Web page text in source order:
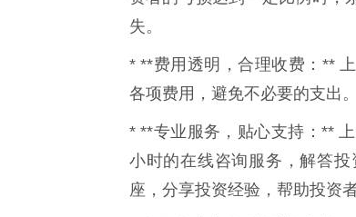
失。
* **费用透明，合理收费：**
各项费用，避免不必要的支出
* **专业服务，贴心支持：**
小时的在线咨询服务，解答
座，分享投资经验，帮助投资